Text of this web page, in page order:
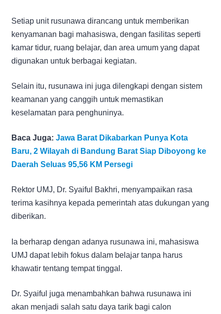
Setiap unit rusunawa dirancang untuk memberikan
kenyamanan bagi mahasiswa, dengan fasilitas seperti
kamar tidur, ruang belajar, dan area umum yang dapat
digunakan untuk berbagai kegiatan.
Selain itu, rusunawa ini juga dilengkapi dengan sistem
keamanan yang canggih untuk memastikan
keselamatan para penghuninya.
Baca Juga: Jawa Barat Dikabarkan Punya Kota
Baru, 2 Wilayah di Bandung Barat Siap Diboyong ke
Daerah Seluas 95,56 KM Persegi
Rektor UMJ, Dr. Syaiful Bakhri, menyampaikan rasa
terima kasihnya kepada pemerintah atas dukungan yang
diberikan.
Ia berharap dengan adanya rusunawa ini, mahasiswa
UMJ dapat lebih fokus dalam belajar tanpa harus
khawatir tentang tempat tinggal.
Dr. Syaiful juga menambahkan bahwa rusunawa ini
akan menjadi salah satu daya tarik bagi calon